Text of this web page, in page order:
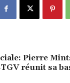
Pierre
réunit sa